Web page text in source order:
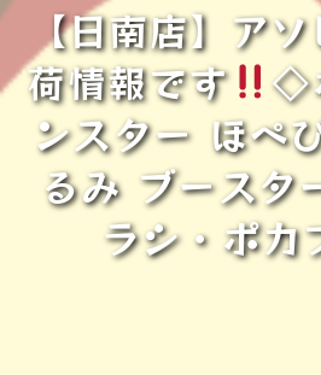
【日南店】ア
荷情報です
◇
ンスター ほぺ
るみ ブースタ
ラシ・ポカ